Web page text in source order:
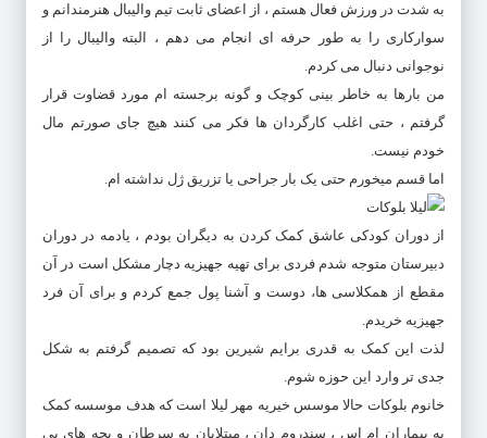
به شدت در ورزش فعال هستم ، از اعضای ثابت تیم والیبال هنرمندانم و
سوارکاری را به طور حرفه ای انجام می دهم ، البته والیبال را از
نوجوانی دنبال می کردم.
من بارها به خاطر بینی کوچک و گونه برجسته ام مورد قضاوت قرار
گرفتم ، حتی اغلب کارگردان ها فکر می کنند هیچ جای صورتم مال
خودم نیست.
اما قسم میخورم حتی یک بار جراحی یا تزریق ژل نداشته ام.
از دوران کودکی عاشق کمک کردن به دیگران بودم ، یادمه در دوران
دبیرستان متوجه شدم فردی برای تهیه جهیزیه دچار مشکل است در آن
مقطع از همکلاسی ها، دوست و آشنا پول جمع کردم و برای آن فرد
جهیزیه خریدم.
لذت این کمک به قدری برایم شیرین بود که تصمیم گرفتم به شکل
جدی تر وارد این حوزه شوم.
خانوم بلوکات حالا موسس خیریه مهر لیلا است که هدف موسسه کمک
به بیماران ام اس ، سندروم دان ، مبتلایان به سرطان و بچه های بی